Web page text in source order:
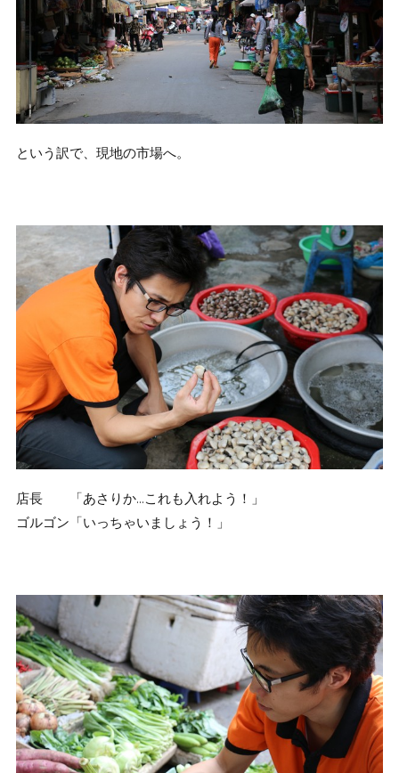
という訳で、現地の市場へ。
店長 「あさりか…これも入れよう！」
ゴルゴン「いっちゃいましょう！」